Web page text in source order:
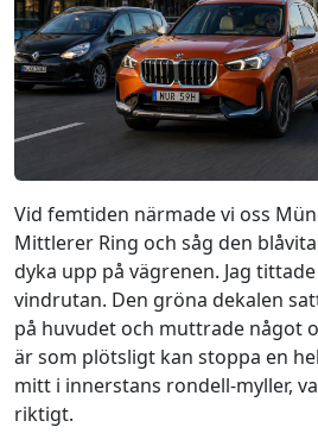
Vid femtiden närmade vi oss
Mittlerer Ring och såg den
dyka upp på vägrenen. Jag
vindrutan. Den gröna dekalen
på huvudet och muttrade något
är som plötsligt kan stoppa en
mitt i innerstans rondell-myller,
riktigt.